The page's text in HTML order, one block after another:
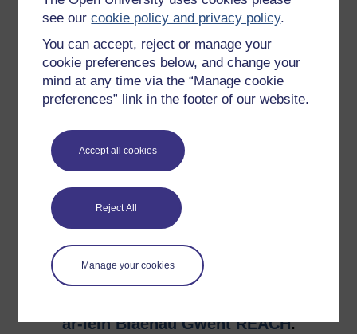
see ourcookie policy and privacy policy.
You can accept, reject or manage your
cookie preferences below, and change your
mind at any time via the “Manage cookie
preferences” link in the footer of our website.
Accept all cookies
Reject All
Manage your cookies
ar-lein Blaenau Gwent REACH.